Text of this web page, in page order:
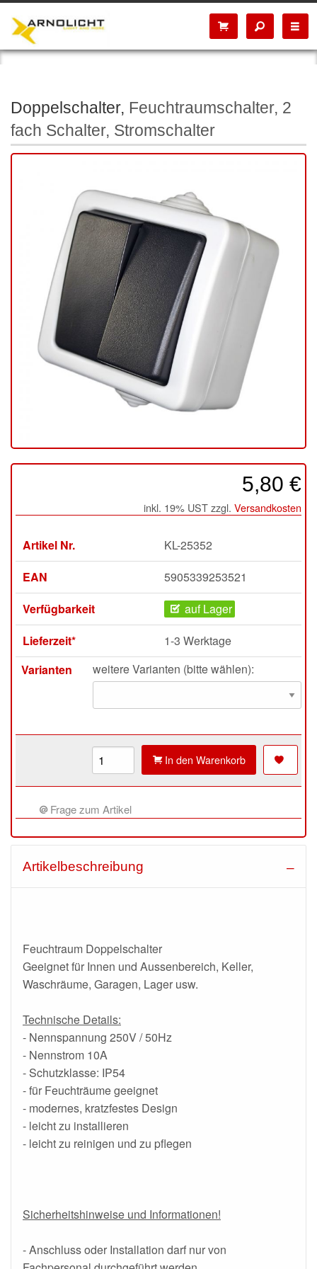
Doppelschalter, Feuchtraumschalter, 2
fach Schalter, Stromschalter
5,80 €
inkl. 19% UST zzgl. Versandkosten
Artikel Nr.
KL-25352
EAN
5905339253521
Verfügbarkeit
auf Lager
Lieferzeit*
1-3 Werktage
Varianten
weitere Varianten (bitte wählen):
In den Warenkorb
Frage zum Artikel
Artikelbeschreibung
Feuchtraum Doppelschalter
Geeignet für Innen und Aussenbereich, Keller,
Waschräume, Garagen, Lager usw.
Technische Details:
- Nennspannung 250V / 50Hz
- Nennstrom 10A
- Schutzklasse: IP54
- für Feuchträume geeignet
- modernes, kratzfestes Design
- leicht zu installieren
- leicht zu reinigen und zu pflegen
Sicherheitshinweise und Informationen!
- Anschluss oder Installation darf nur von